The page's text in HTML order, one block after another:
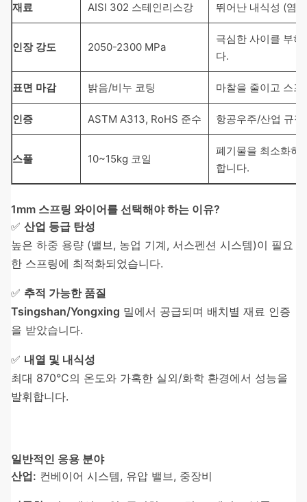
재료 AISI 302 스테인리스강 뛰어난 내식성 (염
인장 강도 2050-2300 MPa
극심한 사이클 부
다.
표면 마감 밝음/비누 코팅 마찰을 줄이고 스
인증 ASTM A313, RoHS 준수 항공우주/산업 규
스풀 10~15kg 코일
폐기물을 최소화하
합니다.
1mm 스프링 와이어를 선택해야 하는 이유?
✅ 산업 등급 탄성
높은 하중 용량 (밸브, 농업 기계, 서스펜션 시스템)이 필요
한 스프링에 최적화되었습니다.
✅ 추적 가능한 품질
Tsingshan/Yongxing 밀에서 공급되며 배치별 재료 인증
을 받았습니다.
✅ 내열 및 내식성
최대 870°C의 온도와 가혹한 실외/화학 환경에서 성능을
발휘합니다.
일반적인 응용 분야
산업: 컨베이어 시스템, 유압 밸브, 중장비